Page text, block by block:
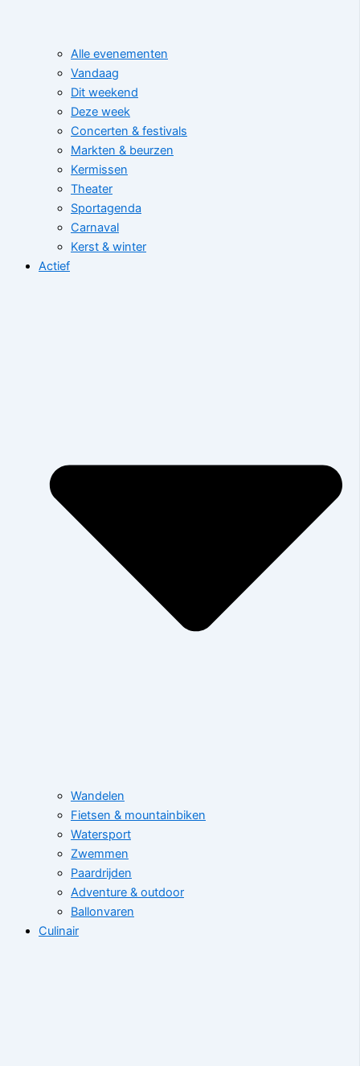
Alle evenementen
Vandaag
Dit weekend
Deze week
Concerten & festivals
Markten & beurzen
Kermissen
Theater
Sportagenda
Carnaval
Kerst & winter
Actief
Wandelen
Fietsen & mountainbiken
Watersport
Zwemmen
Paardrijden
Adventure & outdoor
Ballonvaren
Culinair